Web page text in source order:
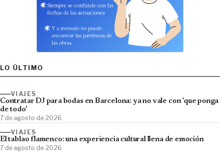
LO ÚLTIMO
VIAJES
Contratar DJ para bodas en Barcelona: ya no vale con 'que ponga
de todo'
7 de agosto de 2026
VIAJES
El tablao flamenco: una experiencia cultural llena de emoción
7 de agosto de 2026